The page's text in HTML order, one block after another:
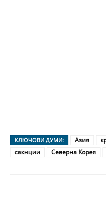
КЛЮЧОВИ ДУМИ: Азия
сакнции
Северна Корея